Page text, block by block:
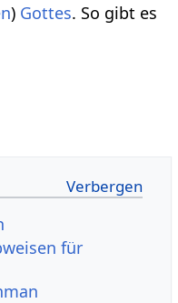
) Gottes. So gibt es
für